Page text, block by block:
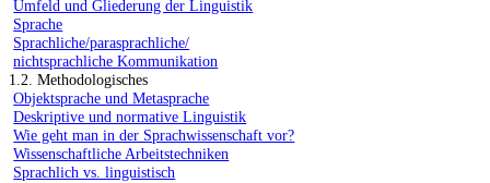
Umfeld und Gliederung der Linguistik
Sprache
Sprachliche/parasprachliche/
nichtsprachliche Kommunikation
1.2. Methodologisches
Objektsprache und Metasprache
Deskriptive und normative Linguistik
Wie geht man in der Sprachwissenschaft vor?
Wissenschaftliche Arbeitstechniken
Sprachlich vs. linguistisch